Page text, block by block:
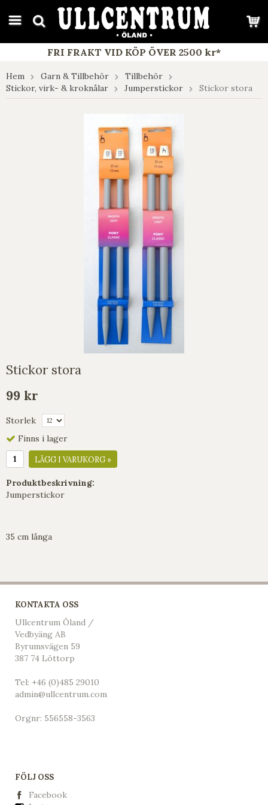
google-site-verification: google7e4b1026db5d9f32.html
FRI FRAKT VID KÖP ÖVER 2500 kr*
Hem Garn & Tillbehör
Tillbehör
Stickor, virk- & kroknålar
Jumperstickor Stickor stora
Stickor stora
99 kr
Storlek
Finns i lager
LÄGG I VARUKORG »
Produktbeskrivning:
Jumperstickor
35 cm långa
KONTAKTA OSS
Ullcentrum Öland /
Vedbyäng AB
Byrumsvägen 59
387 74 Löttorp
Tel: +46 (0)485 29010
admin@ullcentrum.com
Orgnr: 556558-3563
FÖLJ OSS
Facebook